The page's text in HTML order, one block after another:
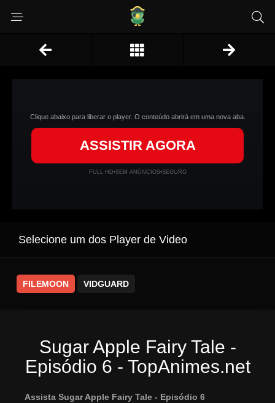
Clique abaixo para liberar o player. O conteúdo abrirá em uma nova aba.
ASSISTIR AGORA
FULL HD•SEM ANÚNCIOS•SEGURO
Selecione um dos Player de Video
FILEMOON VIDGUARD
Sugar Apple Fairy Tale -
Episódio 6 - TopAnimes.net
Assista Sugar Apple Fairy Tale - Episódio 6